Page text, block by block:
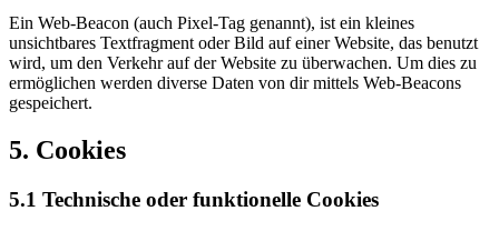
Ein Web-Beacon (auch Pixel-Tag genannt), ist ein kleines
unsichtbares Textfragment oder Bild auf einer Website, das benutzt
wird, um den Verkehr auf der Website zu überwachen. Um dies zu
ermöglichen werden diverse Daten von dir mittels Web-Beacons
gespeichert.
5. Cookies
5.1 Technische oder funktionelle Cookies